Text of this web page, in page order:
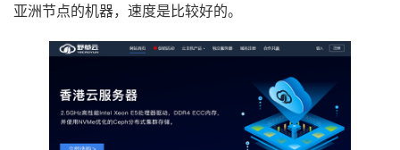
亚洲节点的机器，速度是比较好的。